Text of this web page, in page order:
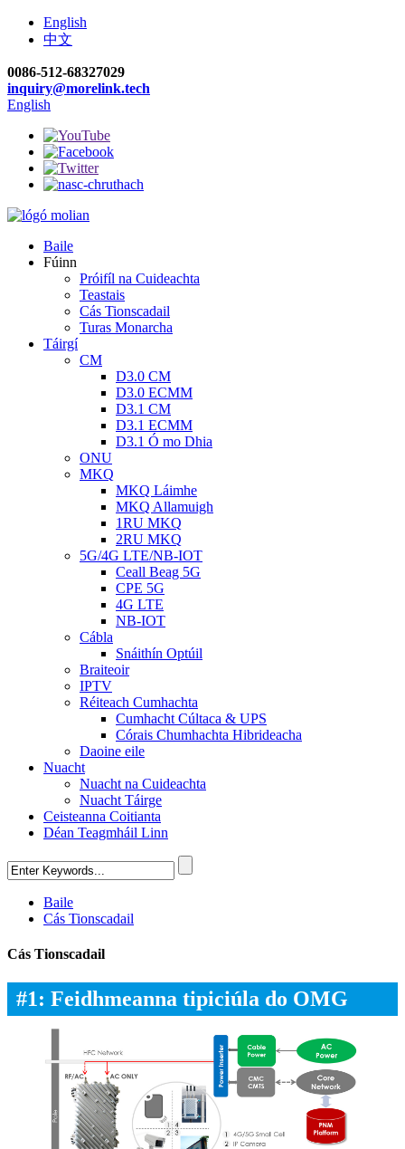
English
中文
0086-512-68327029
inquiry@morelink.tech
English
Baile
Fúinn
Próifíl na Cuideachta
Teastais
Cás Tionscadail
Turas Monarcha
Táirgí
CM
D3.0 CM
D3.0 ECMM
D3.1 CM
D3.1 ECMM
D3.1 Ó mo Dhia
ONU
MKQ
MKQ Láimhe
MKQ Allamuigh
1RU MKQ
2RU MKQ
5G/4G LTE/NB-IOT
Ceall Beag 5G
CPE 5G
4G LTE
NB-IOT
Cábla
Snáithín Optúil
Braiteoir
IPTV
Réiteach Cumhachta
Cumhacht Cúltaca & UPS
Córais Chumhachta Hibrideacha
Daoine eile
Nuacht
Nuacht na Cuideachta
Nuacht Táirge
Ceisteanna Coitianta
Déan Teagmháil Linn
Baile
Cás Tionscadail
Cás Tionscadail
#1: Feidhmeanna tipiciúla do OMG